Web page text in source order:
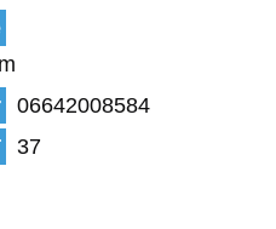
06642008584
37